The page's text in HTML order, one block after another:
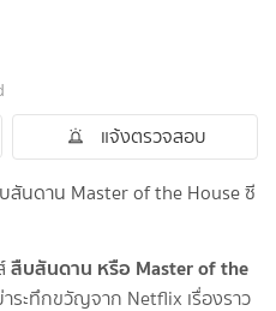
แจ้งตรวจสอบ
สืบสันดาน หรือ Master of the
ระทึกขวัญจาก Netflix เรื่องราว